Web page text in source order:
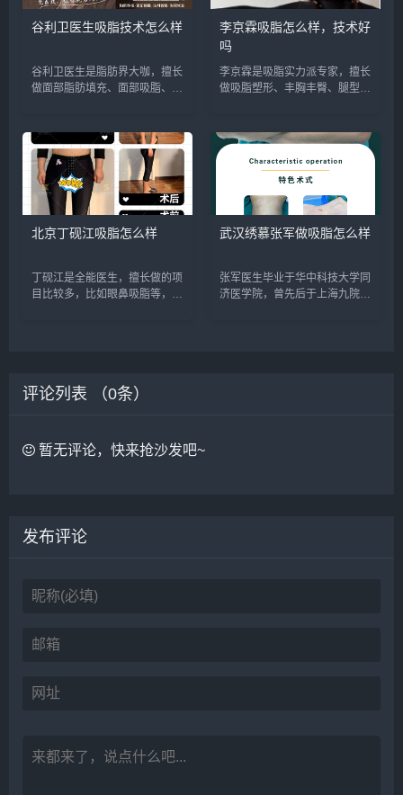
谷利卫医生吸脂技术怎么样
谷利卫医生是脂肪界大咖，擅长
做面部脂肪填充、面部吸脂、脂
信号：wuyoubianmei或者直接
拨打400-616-6769，查询更多
医生口碑和案...
李京霖吸脂怎么样，技术好
吗
李京霖是吸脂实力派专家，擅长
做吸脂塑形、丰胸丰臀、腿型矫
400-616-6769，查询更多医生
口碑和案例。...
北京丁砚江吸脂怎么样
丁砚江是全能医生，擅长做的项
目比较多，比如眼鼻吸脂等，尤
武汉绣慕张军做吸脂怎么样
张军医生毕业于华中科技大学同
济医学院，曾先后于上海九院和
评论列表 （0条）
暂无评论，快来抢沙发吧~
发布评论